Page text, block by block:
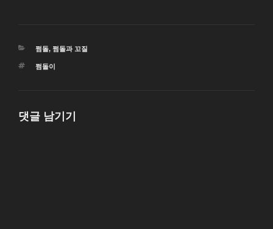
카
고
쩜돌, 쩜돌과 꼬질
태
쩜돌이
댓글 남기기